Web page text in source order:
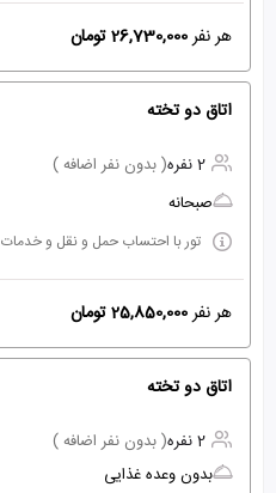
هر نفر26,730,000 تومان
اتاق دو تخته
2 نفره
( بدون نفر اضافه )
صبحانه
تور با احتساب حمل و نقل و خدمات
هر نفر25,850,000 تومان
اتاق دو تخته
2 نفره
( بدون نفر اضافه )
بدون وعده غذایی